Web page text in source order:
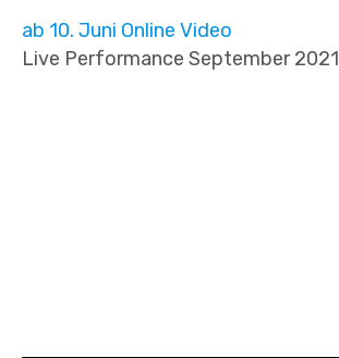
ab 10. Juni Online Video
Live Performance September 2021